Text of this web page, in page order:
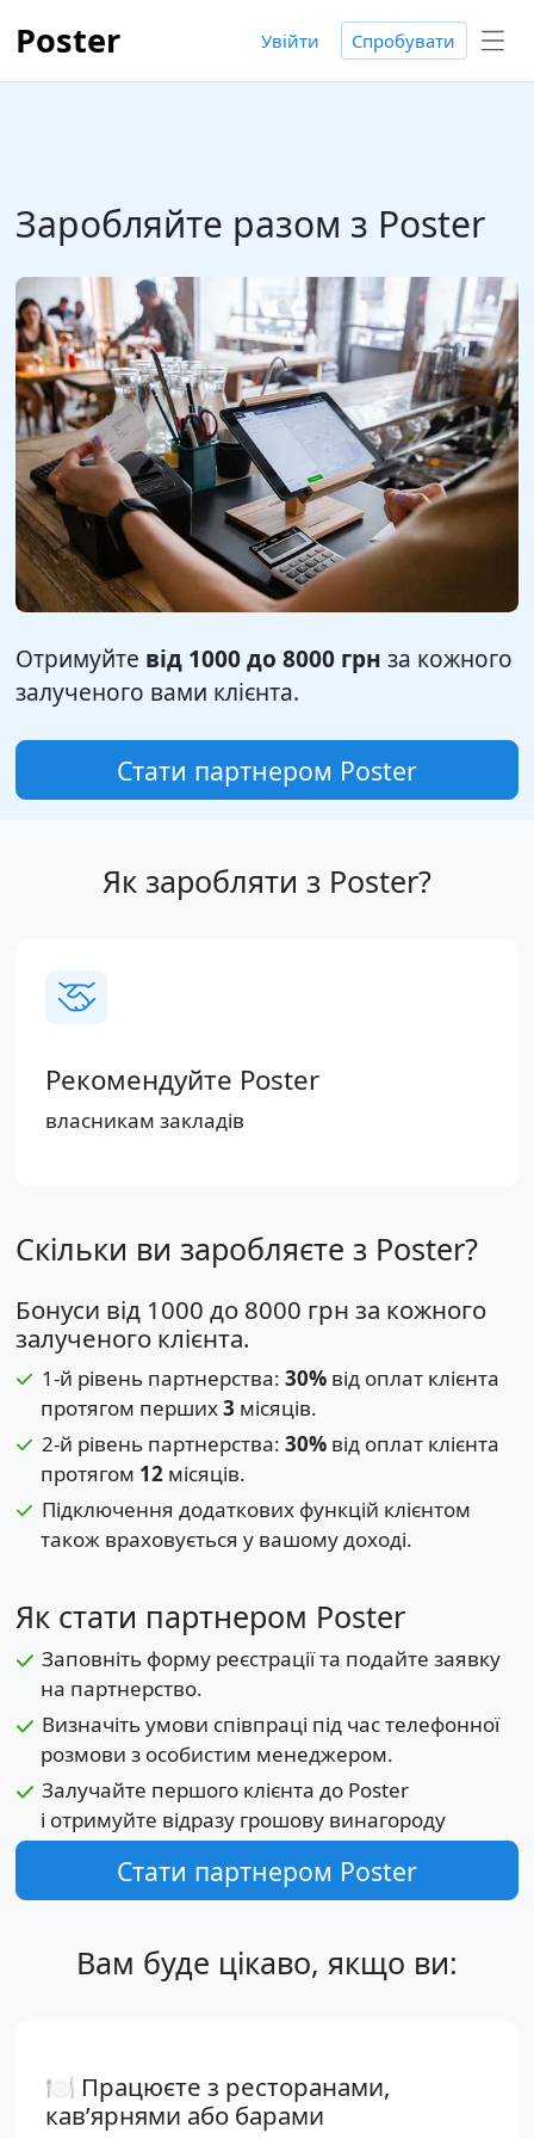
Poster Увійти Спробувати
Заробляйте разом з Poster
Отримуйте від 1000 до 8000 грн за кожного
залученого вами клієнта.
Стати партнером Poster
Як заробляти з Poster?
Рекомендуйте Poster
власникам закладів
Скільки ви заробляєте з Poster?
Бонуси від 1000 до 8000 грн за кожного
залученого клієнта.
1-й рівень партнерства: 30%від оплат клієнта
протягом перших3 місяців.
2-й рівень партнерства: 30%від оплат клієнта
протягом 12 місяців.
Підключення додаткових функцій клієнтом
також враховується у вашому доході.
Як стати партнером Poster
Заповніть форму реєстрації та подайте заявку
на партнерство.
Визначіть умови співпраці під час телефонної
розмови з особистим менеджером.
Залучайте першого клієнта до Poster
і отримуйте відразу грошову винагороду
Стати партнером Poster
Вам буде цікаво, якщо ви:
🍽 Працюєте з ресторанами,
кавʼярнями або барами